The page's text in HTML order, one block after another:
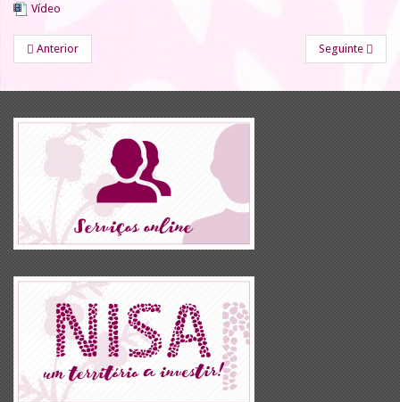
Vídeo
Anterior Seguinte